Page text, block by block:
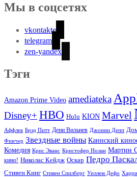
Мы в соцсетях
vkontakte
telegram
zen-yandex
Тэги
Amazon Prime Video amediateka
Disney+ HBO Hulu KION Marvel
Аффлек Брэд Питт Дени Вильнев Джонни Депп
Финчер Звездные войны Каннский
Комедия Крис Эванс Кристофер Нолан Мартин
кино! Николас Кейдж Оскар Педро
Стивен Кинг Стивен Спилберг Уиллем Дефо